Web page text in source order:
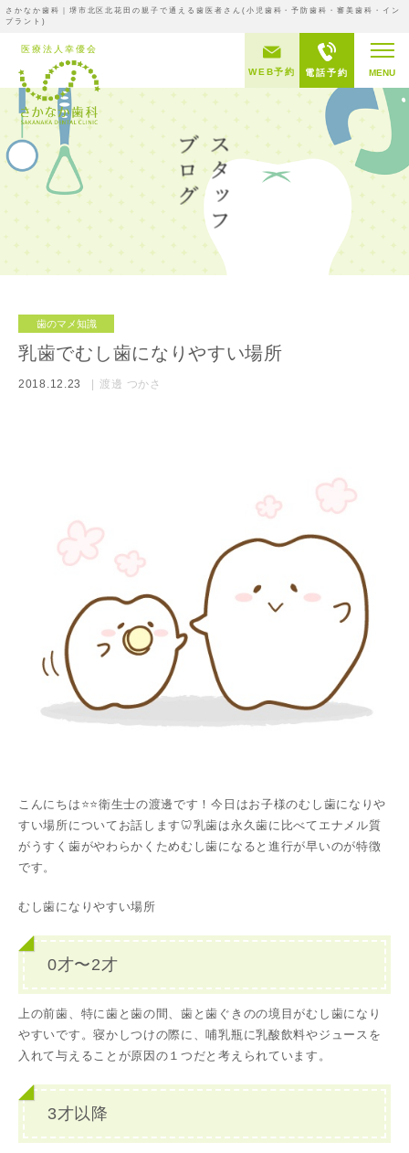
さかなか歯科｜堺市北区北花田の親子で通える歯医者さん(小児歯科・予防歯科・審美歯科・イン
プラント)
MENU
電話予約
WEB予約
歯のマメ知識
乳歯でむし歯になりやすい場所
2018.12.23 渡邊 つかさ
こんにちは⭐️⭐️衛生士の渡邊です！今日はお子様のむし歯になりや
すい場所についてお話します🦷乳歯は永久歯に比べてエナメル質
がうすく歯がやわらかくためむし歯になると進行が早いのが特徴
です。
むし歯になりやすい場所
0才〜2才
上の前歯、特に歯と歯の間、歯と歯ぐきのの境目がむし歯になり
やすいです。寝かしつけの際に、哺乳瓶に乳酸飲料やジュースを
入れて与えることが原因の１つだと考えられています。
3才以降